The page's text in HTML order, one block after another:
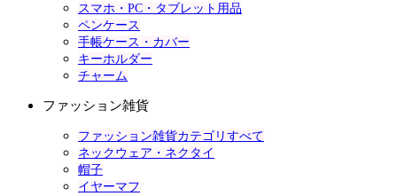
スマホ・PC・タブレット用品
ペンケース
手帳ケース・カバー
キーホルダー
チャーム
ファッション雑貨
ファッション雑貨カテゴリすべて
ネックウェア・ネクタイ
帽子
イヤーマフ